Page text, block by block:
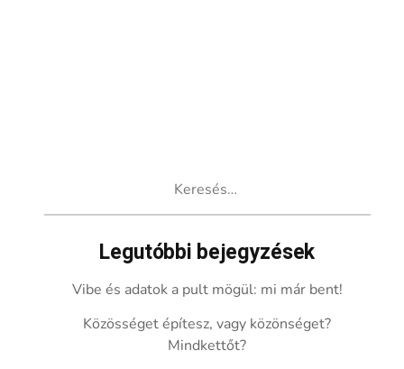
Legutóbbi bejegyzések
Vibe és adatok a pult mögül: mi már bent!
Közösséget építesz, vagy közönséget?
Mindkettőt?